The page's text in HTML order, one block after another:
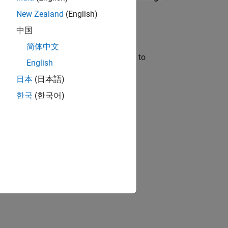
you can also use this dialog box to
block.
forTarget IDE
New Zealand (English)
中国
简体中文
English
日本 (日本語)
한국 (한국어)